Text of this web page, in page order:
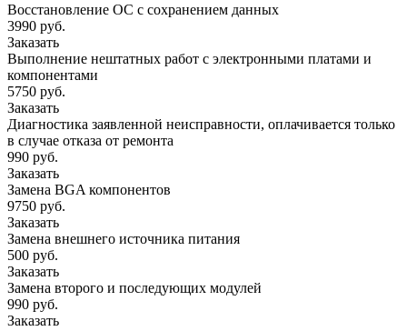
Восстановление ОС с сохранением данных
3990 руб.
Заказать
Выполнение нештатных работ с электронными платами и
компонентами
5750 руб.
Заказать
Диагностика заявленной неисправности, оплачивается только
в случае отказа от ремонта
990 руб.
Заказать
Замена BGA компонентов
9750 руб.
Заказать
Замена внешнего источника питания
500 руб.
Заказать
Замена второго и последующих модулей
990 руб.
Заказать